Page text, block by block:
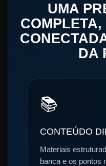
UMA
DA
📚
CONTEÚDO
Materiais
banca e os pontos